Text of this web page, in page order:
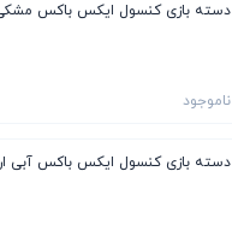
دسته بازی کنسول ایکس باکس
ناموجود
دسته بازی کنسول ایکس باکس آبی